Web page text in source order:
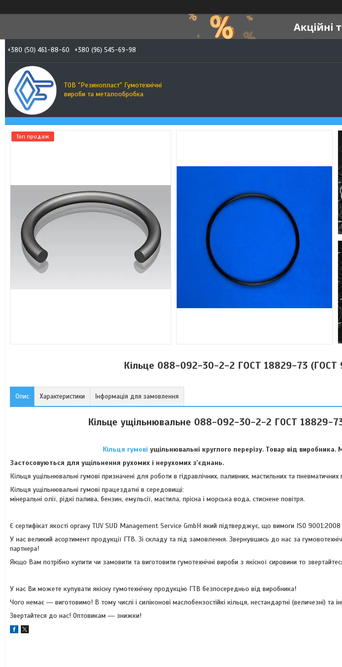
+380 (50) 461-88-60 +380 (96) 545-69-98
ТОВ "Резинопласт" Гумотехнічні
вироби та металообробка
Топ продаж
Кільце 088-092-30-2-2 ГОСТ 18829-73 (ГОСТ
Опис Характеристики Інформація для замовлення
Кільце ущільнювальне 088-092-30-2-2 ГОСТ 18829-
Кільця гумові ущільнювальні круглого перерізу. Товар від
Застосовуються для ущільнення рухомих і нерухомих з'єднань.
Кільця ущільнювальні гумові призначені для роботи в гідравлічних, паливних, мастильних та пневматичних
Кільця ущільнювальні гумові працездатні в середовищі:
мінеральні олії, рідкі палива, бензин, емульсії, мастила, прісна і морська вода, стиснене повітря.
Є сертифікат якості органу TUV SUD Management Service GmbH який підтверджує, що вимоги ISO 9001:2008
У нас великий асортимент продукції ГТВ. Зі складу та під замовлення. Звернувшись до нас за
партнера!
Якщо Вам потрібно купити чи замовити та виготовити гумотехнічні вироби з якісної сировини то
У нас Ви можете купувати якісну гумотехнічну продукцію ГТВ безпосередньо від виробника!
Чого немає ― виготовимо! В тому числі і силіконові маслобензостійкі кільця, нестандартні (величезні) та
Звертайтеся до нас! Оптовикам ― знижки!